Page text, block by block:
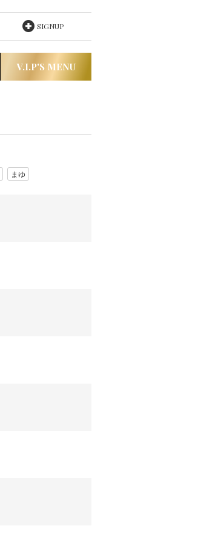
SIGNUP
V.I.P'S MENU
まゆ